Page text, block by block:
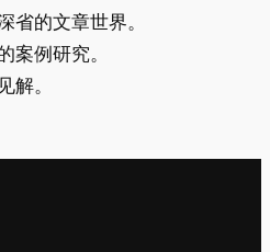
省的文章世界。
案例研究。
解。